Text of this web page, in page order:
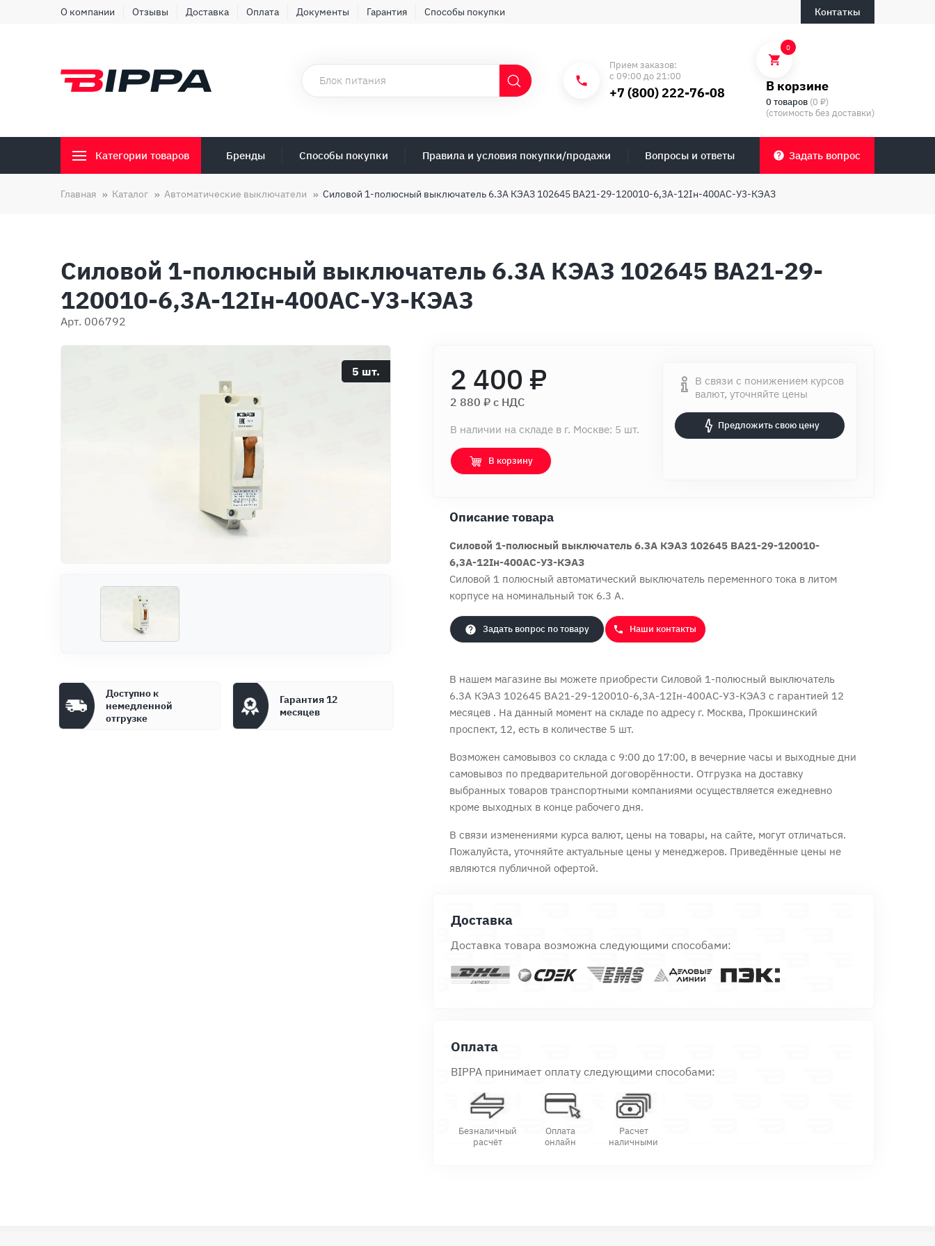
О компании Отзывы Доставка Оплата Документы Гарантия Способы покупки Контаткы
Прием заказов:
с 09:00 до 21:00
+7 (800) 222-76-08
0
В корзине
0 товаров (0 ₽)
(стоимость без доставки)
Категории товаров Бренды Способы покупки Правила и условия покупки/продажи Вопросы и ответы Задать вопрос
Главная Каталог Автоматические выключатели Силовой 1-полюсный выключатель 6.3А КЭАЗ 102645 ВА21-29-120010-6,3А-12Iн-400AC-У3-КЭАЗ
Силовой 1-полюсный выключатель 6.3А КЭАЗ 102645 ВА21-29-
120010-6,3А-12Iн-400AC-У3-КЭАЗ
Арт. 006792
5 шт.
Доступно к
немедленной
отгрузке
Гарантия 12
месяцев
2 400 ₽
2 880 ₽ c НДС
В наличии на складе в г. Москве: 5 шт.
В корзину
В связи с понижением курсов
валют, уточняйте цены
Предложить свою цену
Описание товара
Силовой 1-полюсный выключатель 6.3А КЭАЗ 102645 ВА21-29-120010-
6,3А-12Iн-400AC-У3-КЭАЗ
Силовой 1 полюсный автоматический выключатель переменного тока в литом
корпусе на номинальный ток 6.3 А.
Задать вопрос по товару Наши контакты
В нашем магазине вы можете приобрести Силовой 1-полюсный выключатель
6.3А КЭАЗ 102645 ВА21-29-120010-6,3А-12Iн-400AC-У3-КЭАЗ с гарантией 12
месяцев . На данный момент на складе по адресу г. Москва, Прокшинский
проспект, 12, есть в количестве 5 шт.
Возможен самовывоз со склада с 9:00 до 17:00, в вечерние часы и выходные дни
самовывоз по предварительной договорённости. Отгрузка на доставку
выбранных товаров транспортными компаниями осуществляется ежедневно
кроме выходных в конце рабочего дня.
В связи изменениями курса валют, цены на товары, на сайте, могут отличаться.
Пожалуйста, уточняйте актуальные цены у менеджеров. Приведённые цены не
являются публичной офертой.
Доставка
Доставка товара возможна следующими способами:
Оплата
BIPPA принимает оплату следующими способами:
Безналичный
расчёт
Оплата
онлайн
Расчет
наличными
Оформить заказ